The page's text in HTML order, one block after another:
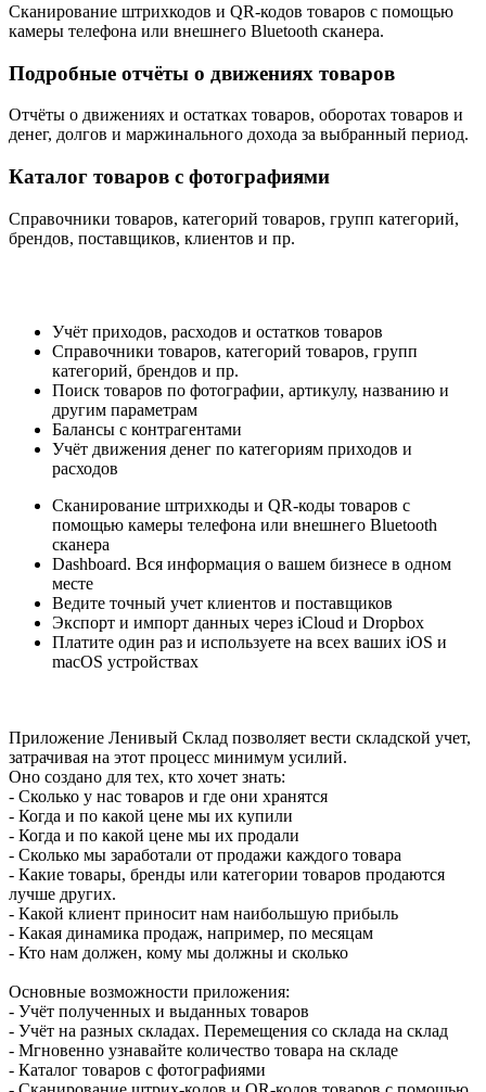
Сканирование штрихкодов и QR-кодов товаров c помощью
камеры телефона или внешнего Bluetooth сканера.
Подробные отчёты о движениях товаров
Отчёты о движениях и остатках товаров, оборотах товаров и
денег, долгов и маржинального дохода за выбранный период.
Каталог товаров с фотографиями
Справочники товаров, категорий товаров, групп категорий,
брендов, поставщиков, клиентов и пр.
Учёт приходов, расходов и остатков товаров
Справочники товаров, категорий товаров, групп
категорий, брендов и пр.
Поиск товаров по фотографии, артикулу, названию и
другим параметрам
Балансы с контрагентами
Учёт движения денег по категориям приходов и
расходов
Сканирование штрихкоды и QR-коды товаров c
помощью камеры телефона или внешнего Bluetooth
сканера
Dashboard. Вся информация о вашем бизнесе в одном
месте
Ведите точный учет клиентов и поставщиков
Экспорт и импорт данных через iCloud и Dropbox
Платите один раз и используете на всех ваших iOS и
macOS устройствах
Приложение Ленивый Склад позволяет вести складской учет,
затрачивая на этот процесс минимум усилий.
Оно создано для тех, кто хочет знать:
- Сколько у нас товаров и где они хранятся
- Когда и по какой цене мы их купили
- Когда и по какой цене мы их продали
- Сколько мы заработали от продажи каждого товара
- Какие товары, бренды или категории товаров продаются
лучше других.
- Какой клиент приносит нам наибольшую прибыль
- Какая динамика продаж, например, по месяцам
- Кто нам должен, кому мы должны и сколько
Основные возможности приложения:
- Учёт полученных и выданных товаров
- Учёт на разных складах. Перемещения со склада на склад
- Мгновенно узнавайте количество товара на складе
- Каталог товаров с фотографиями